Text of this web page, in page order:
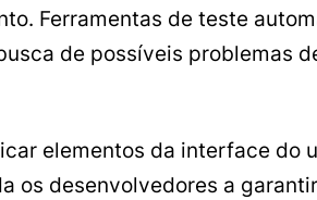
Ferramentas de teste
de possíveis problemas
elementos da interface do
os desenvolvedores a